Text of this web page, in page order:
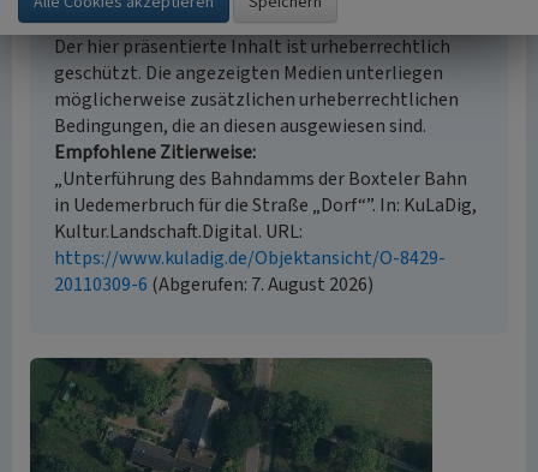
Urheberrechtlicher Hinweis
Der hier präsentierte Inhalt ist urheberrechtlich
geschützt. Die angezeigten Medien unterliegen
möglicherweise zusätzlichen urheberrechtlichen
Bedingungen, die an diesen ausgewiesen sind.
Empfohlene Zitierweise
„Unterführung des Bahndamms der Boxteler Bahn
in Uedemerbruch für die Straße „Dorf“”. In: KuLaDig,
Kultur.Landschaft.Digital. URL:
https://www.kuladig.de/Objektansicht/O-8429-
20110309-6 (Abgerufen: 7. August 2026)